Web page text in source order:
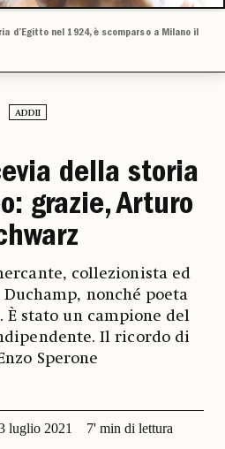
d’Egitto nel 1924, è scomparso a Milano il
ADDII
della storia
grazie, Arturo
collezionista ed
nonché poeta
stato un campione del
Il ricordo di
Sperone
luglio 2021 7' min di lettura